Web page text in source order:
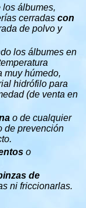
los álbumes,
cerradas con
de polvo y
los álbumes en
muy húmedo,
hidrófilo para
(de venta en
o de cualquier
de prevención
o
de
ni friccionarlas.